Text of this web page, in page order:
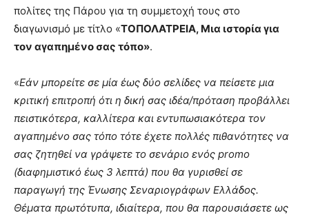
πολίτες της Πάρου για τη συμμετοχή τους στο
διαγωνισμό με τίτλο «ΤΟΠΟΛΑΤΡΕΙΑ, Μια ιστορία για
τον αγαπημένο σας τόπο».
«Εάν μπορείτε σε μία έως δύο σελίδες να πείσετε μια
κριτική επιτροπή ότι η δική σας ιδέα/πρόταση προβάλλει
πειστικότερα, καλλίτερα και εντυπωσιακότερα τον
αγαπημένο σας τόπο τότε έχετε πολλές πιθανότητες να
σας ζητηθεί να γράψετε το σενάριο ενός promo
(διαφημιστικό έως 3 λεπτά) που θα γυρισθεί σε
παραγωγή της Ένωσης Σεναριογράφων Ελλάδος.
Θέματα πρωτότυπα, ιδιαίτερα, που θα παρουσιάσετε ως